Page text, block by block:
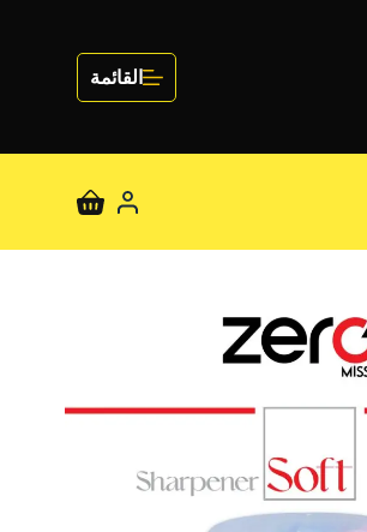
القائمة
عربة